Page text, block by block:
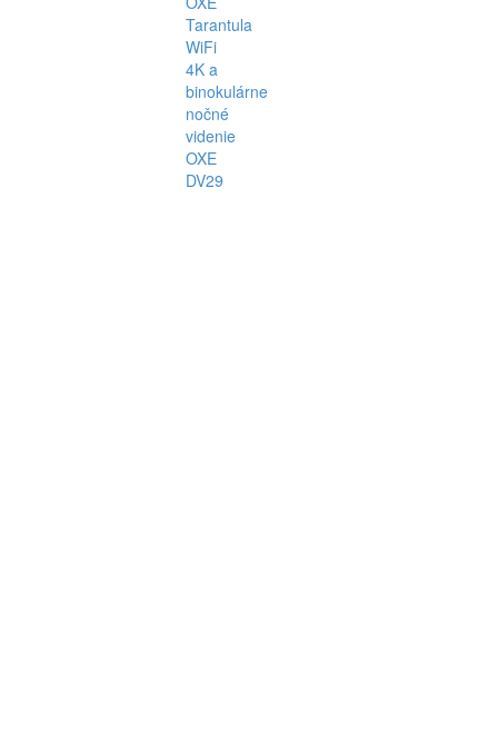
Tarantula
WiFi
4K a
binokulárne
nočné
videnie
OXE
DV29